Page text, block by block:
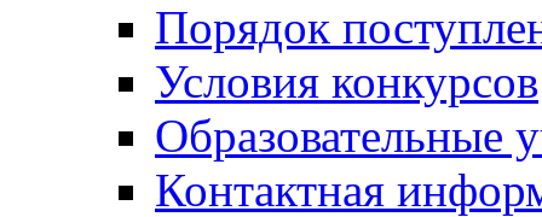
Порядок
Условия конкурсов
Образовательные
Контактная